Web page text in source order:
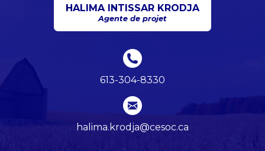
HALIMA INTISSAR KRODJA
Agente de projet
613-304-8330
halima.krodja@cesoc.ca